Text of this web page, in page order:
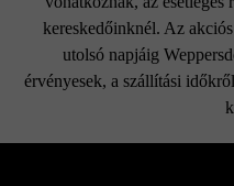
kereskedőinknél. Az
utolsó napjáig
érvényesek, a szállítási